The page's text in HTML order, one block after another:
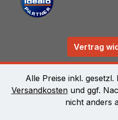
Vertrag
Alle Preise inkl.
Versandkostenund ggf.
nicht anders